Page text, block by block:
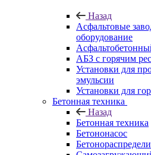
Назад
Асфальтовые
оборудование
АБЗ с горячим
Установки для
эмульсии
Установки для
Бетонная техника
Назад
Бетонная техника
Бетононасос